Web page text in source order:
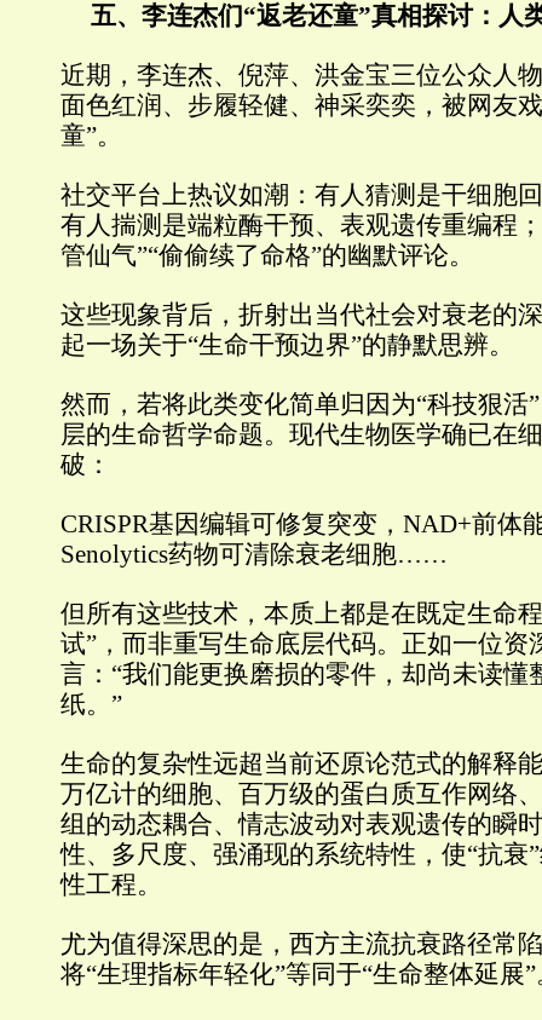
五、李连杰们“返老还童”真相探讨：人
近期，李连杰、倪萍、洪金宝三位公众
面色红润、步履轻健、神采奕奕，被网友
童”。
社交平台上热议如潮：有人猜测是干细胞
有人揣测是端粒酶干预、表观遗传重编程
管仙气”“偷偷续了命格”的幽默评论。
这些现象背后，折射出当代社会对衰老的
起一场关于“生命干预边界”的静默思辨。
然而，若将此类变化简单归因为“科技狠活
层的生命哲学命题。现代生物医学确已在
破：
CRISPR基因编辑可修复突变，NAD+前体
Senolytics药物可清除衰老细胞……
但所有这些技术，本质上都是在既定生命
试”，而非重写生命底层代码。正如一位资
言：“我们能更换磨损的零件，却尚未读懂
纸。”
生命的复杂性远超当前还原论范式的解
万亿计的细胞、百万级的蛋白质互作网络
组的动态耦合、情志波动对表观遗传的
性、多尺度、强涌现的系统特性，使“抗衰
性工程。
尤为值得深思的是，西方主流抗衰路径常
将“生理指标年轻化”等同于“生命整体延展”